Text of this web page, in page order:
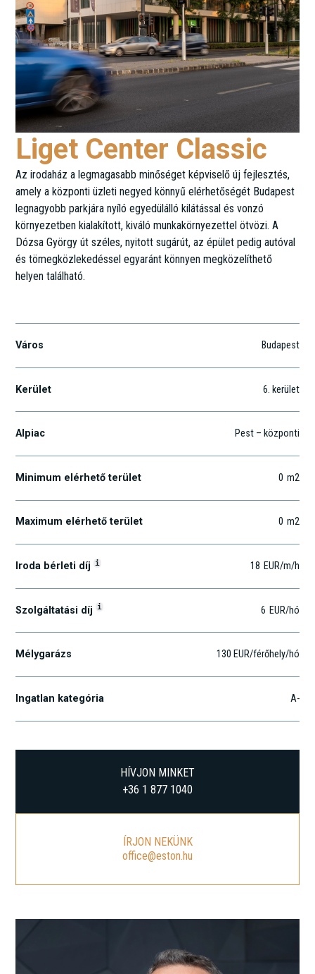
Liget Center Classic
Az irodaház a legmagasabb minőséget képviselő új fejlesztés,
amely a központi üzleti negyed könnyű elérhetőségét Budapest
legnagyobb parkjára nyíló egyedülálló kilátással és vonzó
környezetben kialakított, kiváló munkakörnyezettel ötvözi. A
Dózsa György út széles, nyitott sugárút, az épület pedig autóval
és tömegközlekedéssel egyaránt könnyen megközelíthető
helyen található.
Város Budapest
Kerület 6. kerület
Alpiac Pest – központi
Minimum elérhető terület 0 m2
Maximum elérhető terület 0 m2
Iroda bérleti díj i 18 EUR/m/h
Szolgáltatási díj i 6 EUR/hó
Mélygarázs 130 EUR/férőhely/hó
Ingatlan kategória A-
HÍVJON MINKET
+36 1 877 1040
ÍRJON NEKÜNK
office@eston.hu